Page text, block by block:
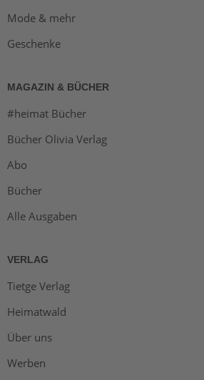
Mode & mehr
Geschenke
MAGAZIN & BÜCHER
#heimat Bücher
Bücher Olivia Verlag
Abo
Bücher
Alle Ausgaben
VERLAG
Tietge Verlag
Heimatwald
Über uns
Werben